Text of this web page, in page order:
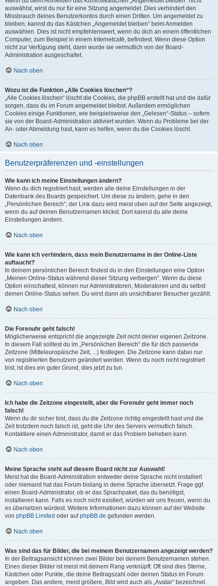
auswählst, wirst du nur für eine Sitzung angemeldet. Dies verhindert den
Missbrauch deines Benutzerkontos durch einen Dritten. Um angemeldet zu
bleiben, kannst du das Kästchen „Angemeldet bleiben“ beim Anmelden
auswählen. Dies ist nicht empfehlenswert, wenn du dich an einem öffentlichen
Computer, zum Beispiel in einem Internetcafé, befindest. Wenn diese Option
nicht zur Verfügung steht, dann wurde sie vermutlich von der Board-
Administration ausgeschaltet.
Nach oben
Wozu ist die Funktion „Alle Cookies löschen“?
„Alle Cookies löschen“ löscht die Cookies, die phpBB erstellt hat und die dafür
sorgen, dass du im Forum angemeldet bleibst. Außerdem ermöglichen
Cookies einige Funktionen, wie beispielsweise den „Gelesen“-Status – sofern
sie von der Board-Administration aktiviert wurden. Wenn du Probleme bei der
An- oder Abmeldung hast, kann es helfen, wenn du die Cookies löscht.
Nach oben
Benutzerpräferenzen und -einstellungen
Wie kann ich meine Einstellungen ändern?
Wenn du dich registriert hast, werden alle deine Einstellungen in der
Datenbank des Boards gespeichert. Um diese zu ändern, gehe in den
„Persönlichen Bereich“; der Link dazu wird meist oben auf der Seite angezeigt,
wenn du auf deinen Benutzernamen klickst. Dort kannst du alle deine
Einstellungen ändern.
Nach oben
Wie kann ich verhindern, dass mein Benutzername in der Online-Liste
auftaucht?
In deinem persönlichen Bereich findest du in den Einstellungen eine Option
„Meinen Online-Status während dieser Sitzung verbergen“. Wenn du diese
Option einschaltest, können nur Administratoren, Moderatoren und du selbst
deinen Online-Status sehen. Du wirst dann als unsichtbarer Besucher gezählt.
Nach oben
Die Forenuhr geht falsch!
Möglicherweise entspricht die angezeigte Zeit nicht deiner eigenen Zeitzone.
In diesem Fall solltest du im „Persönlichen Bereich“ die für dich passende
Zeitzone (Mitteleuropäische Zeit, ...) festlegen. Die Zeitzone kann dabei nur
von registrierten Benutzern geändert werden. Wenn du noch nicht registriert
bist, ist dies ein guter Grund, dies jetzt zu tun.
Nach oben
Ich habe die Zeitzone eingestellt, aber die Forenuhr geht immer noch
falsch!
Wenn du dir sicher bist, dass du die Zeitzone richtig eingestellt hast und die
Zeit trotzdem noch falsch ist, geht die Uhr des Servers vermutlich falsch.
Kontaktiere einen Administrator, damit er das Problem beheben kann.
Nach oben
Meine Sprache steht auf diesem Board nicht zur Auswahl!
Meist hat die Board-Administration entweder deine Sprache nicht installiert
oder niemand hat das Forum bislang in deine Sprache übersetzt. Frage ggf.
einen Board-Administrator, ob er das Sprachpaket, das du benötigst,
installieren kann. Falls es noch nicht existiert, würden wir uns freuen, wenn du
es übersetzen würdest. Weitere Informationen dazu können auf der Website
von phpBB Limited oder aufphpBB.de gefunden werden.
Nach oben
Was sind das für Bilder, die bei meinem Benutzernamen angezeigt werden?
In der Beitragsansicht können zwei Bilder bei deinem Benutzernamen stehen.
Eines dieser Bilder ist meist mit deinem Rang verknüpft: Oft sind dies Sterne,
Kästchen oder Punkte, die deine Beitragszahl oder deinen Status im Forum
angeben. Das andere, meist größere, Bild wird auch als „Avatar“ bezeichnet.